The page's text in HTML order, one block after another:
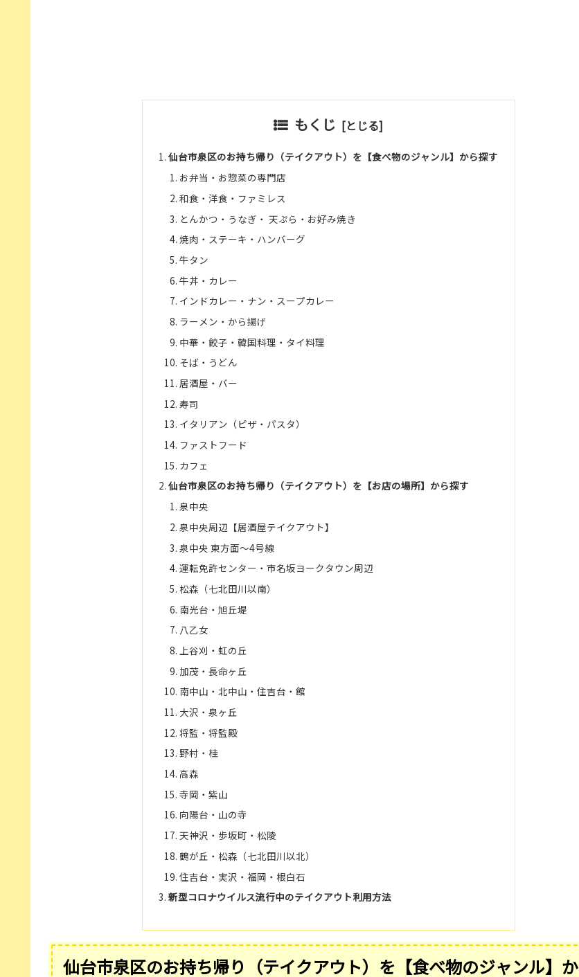
もくじ
仙台市泉区のお持ち帰り（テイクアウト）を【食べ物のジャンル】から探す
お弁当・お惣菜の専門店
和食・洋食・ファミレス
とんかつ・うなぎ・ 天ぷら・お好み焼き
焼肉・ステーキ・ハンバーグ
牛タン
牛丼・カレー
インドカレー・ナン・スープカレー
ラーメン・から揚げ
中華・餃子・韓国料理・タイ料理
そば・うどん
居酒屋・バー
寿司
イタリアン（ピザ・パスタ）
ファストフード
カフェ
仙台市泉区のお持ち帰り（テイクアウト）を【お店の場所】から探す
泉中央
泉中央周辺【居酒屋テイクアウト】
泉中央 東方面～4号線
運転免許センター・市名坂ヨークタウン周辺
松森（七北田川以南）
南光台・旭丘堤
八乙女
上谷刈・虹の丘
加茂・長命ヶ丘
南中山・北中山・住吉台・館
大沢・泉ヶ丘
将監・将監殿
野村・桂
高森
寺岡・紫山
向陽台・山の寺
天神沢・歩坂町・松陵
鶴が丘・松森（七北田川以北）
住吉台・実沢・福岡・根白石
新型コロナウイルス流行中のテイクアウト利用方法
仙台市泉区のお持ち帰り（テイクアウト）を【食べ物のジャンル】か